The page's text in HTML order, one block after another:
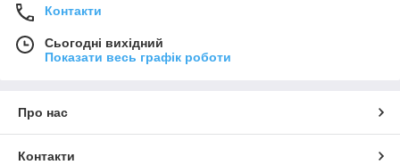
Контакти
Сьогодні вихідний
Показати весь графік роботи
Про нас
Контакти